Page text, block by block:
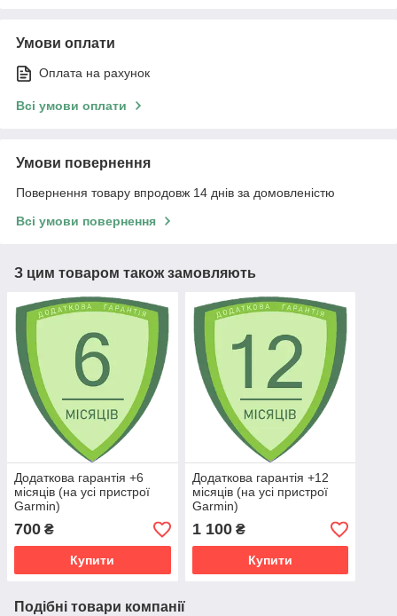
Умови оплати
Оплата на рахунок
Всі умови оплати
Умови повернення
Повернення товару впродовж 14 днів за домовленістю
Всі умови повернення
З цим товаром також замовляють
Додаткова гарантія +6
місяців (на усі пристрої
Garmin)
700 ₴
Купити
Додаткова гарантія +12
місяців (на усі пристрої
Garmin)
1 100₴
Купити
Подібні товари компанії